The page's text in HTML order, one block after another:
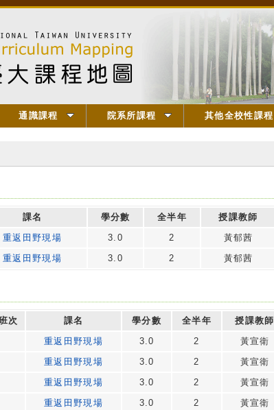
通識課程 院系所課程 其他全校性課程
課名 學分數 全半年 授課教師
重返田野現場 3.0 2 黃郁茜
重返田野現場 3.0 2 黃郁茜
次 課名 學分數 全半年 授課教師
重返田野現場 3.0 2 黃宣衛
重返田野現場 3.0 2 黃宣衛
重返田野現場 3.0 2 黃宣衛
重返田野現場 3.0 2 黃宣衛